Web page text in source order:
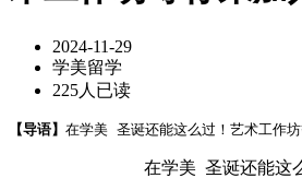
2024-11-29
学美留学
225人已读
【导语】 在学美 圣诞还能这么过！艺术工作
在学美 圣诞还能这